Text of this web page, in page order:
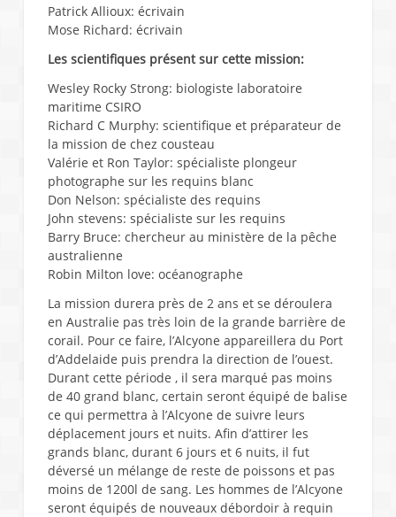
Patrick Allioux: écrivain
Mose Richard: écrivain
Les scientifiques présent sur cette mission:
Wesley Rocky Strong: biologiste laboratoire
maritime CSIRO
Richard C Murphy: scientifique et préparateur de
la mission de chez cousteau
Valérie et Ron Taylor: spécialiste plongeur
photographe sur les requins blanc
Don Nelson: spécialiste des requins
John stevens: spécialiste sur les requins
Barry Bruce: chercheur au ministère de la pêche
australienne
Robin Milton love: océanographe
La mission durera près de 2 ans et se déroulera
en Australie pas très loin de la grande barrière de
corail. Pour ce faire, l’Alcyone appareillera du Port
d’Addelaide puis prendra la direction de l’ouest.
Durant cette période , il sera marqué pas moins
de 40 grand blanc, certain seront équipé de balise
ce qui permettra à l’Alcyone de suivre leurs
déplacement jours et nuits. Afin d’attirer les
grands blanc, durant 6 jours et 6 nuits, il fut
déversé un mélange de reste de poissons et pas
moins de 1200l de sang. Les hommes de l’Alcyone
seront équipés de nouveaux débordoir à requin